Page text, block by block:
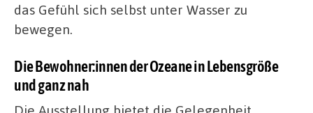
das Gefühl sich selbst unter Wasser zu
bewegen.
Die Bewohner:innen der Ozeane in Lebensgröße
und ganz nah